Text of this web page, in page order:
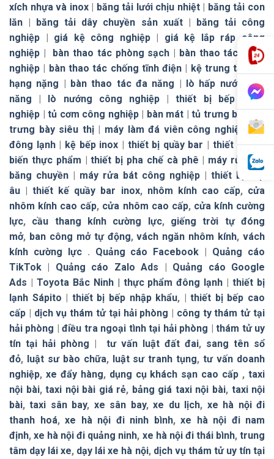
xích nhựa và inox| băng tải lưới chịu nhiệt| băng tải con
lăn | băng tải dây chuyền sản xuất| băng tải công
nghiệp | giá kệ công nghiệp| giá kệ lắp ráp công
nghiệp | bàn thao tác phòng sạch | bàn thao tác công
nghiệp | bàn thao tác chống tĩnh điện | kệ trung tải |kệ
hạng nặng | bàn thao tác đa năng | lò hấp nướng đa
năng | lò nướng công nghiệp |thiết bị bếp công
nghiệp | tủ cơm công nghiệp| bàn mát | tủ trưng bày
trưng bày siêu thị| máy làm đá viên công nghiệp |tủ
đông lạnh| kệ bếp inox | thiết bị quầy bar | thiết bị chế
biến thực phẩm |thiết bị pha chế cà phê | máy rửa bát
băng chuyền | máy rửa bát công nghiệp | thiết bị bếp
âu |thiết kế quầy bar inox, nhôm kính cao cấp, cửa
nhôm kính cao cấp, cửa nhôm cao cấp, cửa kính cường
lực, cầu thang kính cường lực, giếng trời tự đóng
mở, ban công mở tự động,vách ngăn nhôm kính,vách
kính cường lực. Quảng cáo Facebook | Quảng cáo
TikTok | Quảng cáo Zalo Ads | Quảng cáo Google
Ads | Toyota Bắc Ninh | thực phẩm đông lạnh |thiết bị
lạnh Sápito | thiết bị bếp nhập khẩu, |thiết bị bếp cao
cấp | dịch vụ thám tử tại hải phòng | công ty thám tử tại
hải phòng |điều tra ngoại tình tại hải phòng |thám tử uy
tín tại hải phòng | tư vấn luật đất đai, sang tên sổ
đỏ, luật sư bào chữa, luật sư tranh tụng,tư vấn doanh
nghiệp, xe đẩy hàng, dụng cụ khách sạn cao cấp ,taxi
nội bài,taxi nội bài giá rẻ, bảng giá taxi nội bài, taxi nội
bài,taxi sân bay, xe sân bay,xe du lịch, xe hà nội đi
thanh hoá, xe hà nội đi ninh bình, xe hà nội đi nam
định,xe hà nội đi quảng ninh, xe hà nội đi thái bình,trung
tâm dạy lái xe, dạy lái xe hà nội, dịch vụ thám tử uy tín tại